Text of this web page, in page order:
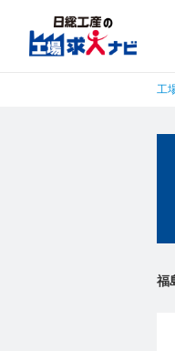
工
福